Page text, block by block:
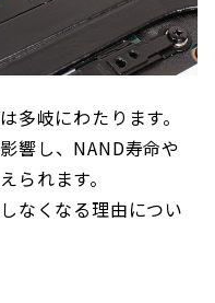
多岐にわたります。
響し、NAND寿命や
られます。
なくなる理由につい